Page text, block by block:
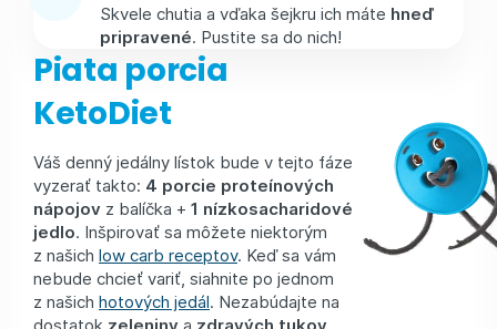
Skvele chutia a vďaka šejkru ich máte hneď
pripravené. Pustite sa do nich!
Piata porcia
KetoDiet
Váš denný jedálny lístok bude v tejto fáze
vyzerať takto: 4 porcie proteínových
nápojov z balíčka + 1 nízkosacharidové
jedlo. Inšpirovať sa môžete niektorým
z našich low carb receptov. Keď sa vám
nebude chcieť variť, siahnite po jednom
z našich hotových jedál. Nezabúdajte na
dostatok zeleniny a zdravých tukov.